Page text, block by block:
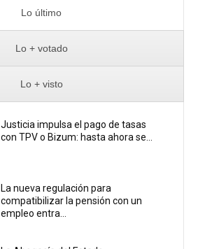
Lo último
Lo + votado
Lo + visto
Justicia impulsa el pago de tasas
con TPV o Bizum: hasta ahora se...
La nueva regulación para
compatibilizar la pensión con un
empleo entra...